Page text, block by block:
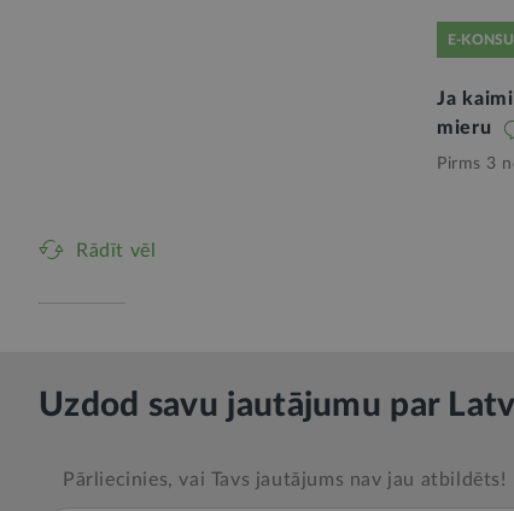
E-
Ja
mieru
Pirms 3
Rādīt vēl
Uzdod savu jautājumu par
Pārliecinies, vai Tavs jautājums nav jau atbildēts!